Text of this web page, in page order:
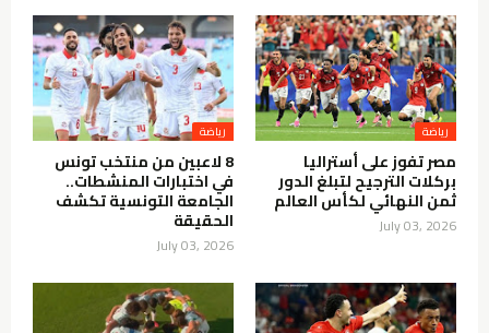
رياضة
مصر تفوز على أستراليا
بركلات الترجيح لتبلغ الدور
ثمن النهائي لكأس العالم
July 03, 2026
رياضة
8 لاعبين من منتخب تونس
في اختبارات المنشطات..
الجامعة التونسية تكشف
الحقيقة
July 03, 2026